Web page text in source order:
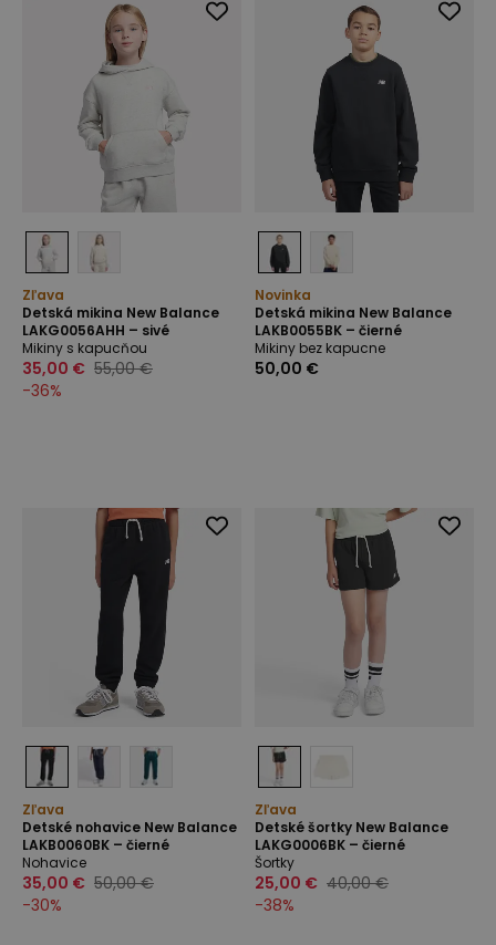
Zľava
Detská mikina New Balance
LAKG0056AHH – sivé
Mikiny s kapucňou
35,00 € 55,00 €
-36%
Novinka
Detská mikina New Balance
LAKB0055BK – čierné
Mikiny bez kapucne
50,00 €
Zľava
Detské nohavice New Balance
LAKB0060BK – čierné
Nohavice
35,00 € 50,00 €
-30%
Zľava
Detské šortky New Balance
LAKG0006BK – čierné
Šortky
25,00 € 40,00 €
-38%